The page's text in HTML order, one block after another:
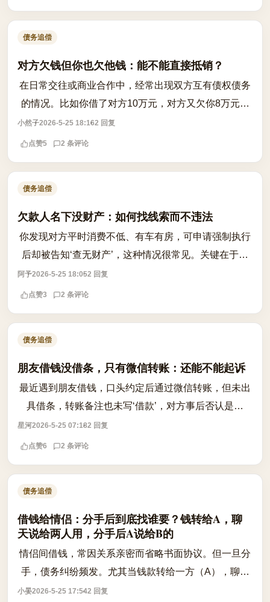
债务追偿
对方欠钱但你也欠他钱：能不能直接抵销？
在日常交往或商业合作中，经常出现双方互有债权债务
的情况。比如你借了对方10万元，对方又欠你8万元，
此时你是否可以直接用对方欠你的8万元抵销你应还的
10万元？这个问题看似简单，实则涉及法律...
小然子2026-5-25 18:162 回复
点赞5 2 条评论
债务追偿
欠款人名下没财产：如何找线索而不违法
你发现对方平时消费不低、有车有房，可申请强制执行
后却被告知‘查无财产’，这种情况很常见。关键在于：
法院的财产查控系统有盲区，而债务人可能通过隐匿、
转移财产规避执行。但作为债权人，你...
阿予2026-5-25 18:052 回复
点赞3 2 条评论
债务追偿
朋友借钱没借条，只有微信转账：还能不能起诉
最近遇到朋友借钱，口头约定后通过微信转账，但未出
具借条，转账备注也未写‘借款’，对方事后否认是借
款，称是赠与或还款。如今对方拒绝归还，我能否起
诉？根据《最高人民法院关于审理民间借贷...
星河2026-5-25 07:182 回复
点赞6 2 条评论
债务追偿
借钱给情侣：分手后到底找谁要？钱转给A，聊
天说给两人用，分手后A说给B的
情侣间借钱，常因关系亲密而省略书面协议。但一旦分
手，债务纠纷频发。尤其当钱款转给一方（A），聊天
记录显示‘给两个人用’‘一起还’，但对方事后声称是赠与
小晏2026-5-25 17:542 回复